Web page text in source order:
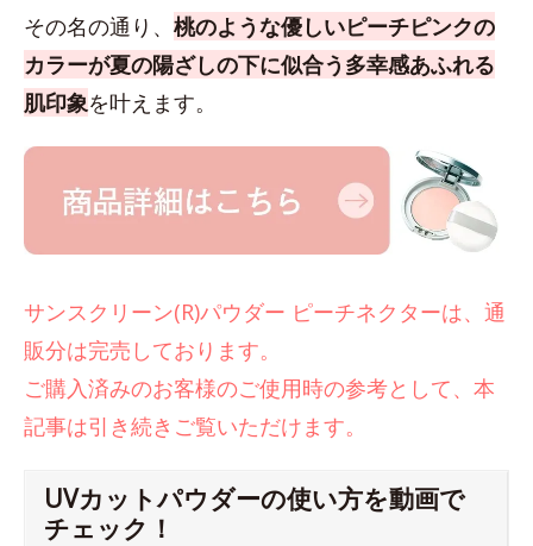
その名の通り、 桃のような優しいピーチピンクの
カラーが夏の陽ざしの下に似合う多幸感あふれる
肌印象を叶えます。
サンスクリーン(R)パウダー ピーチネクターは、通
販分は完売しております。
ご購入済みのお客様のご使用時の参考として、本
記事は引き続きご覧いただけます。
UVカットパウダーの使い方を動画で
チェック！